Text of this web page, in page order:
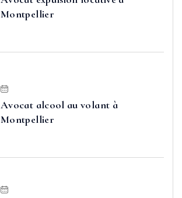
Montpellier
Avocat alcool au volant à
Montpellier